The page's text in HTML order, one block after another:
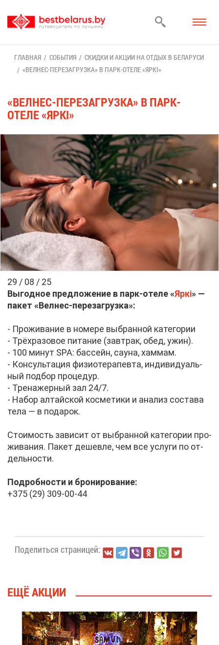
ГЛАВ­НАЯ СО­БЫ­ТИЯ
СКИД­КИ И АК­ЦИИ НА ОТ­ДЫХ В БЕ­ЛА­РУ­СИ
«ВЕЛ­НЕС-ПЕ­РЕ­ЗА­ГРУЗ­КА» В ПАРК-ОТЕ­ЛЕ «ЯРКІ»
«ВЕЛ­НЕС-ПЕ­РЕ­ЗА­ГРУЗ­КА» В ПАРК-
ОТЕ­ЛЕ «ЯРКІ»
29 / 08 / 25
Вы­год­ное пред­ло­же­ние в парк-оте­ле «Яркі» —
па­кет «Вел­нес-пе­ре­за­груз­ка»:
- Про­жи­ва­ние в но­ме­ре вы­бран­ной ка­те­го­рии
- Трёх­ра­зо­вое пи­та­ние (зав­трак, обед, ужин).
- 100 ми­нут SPA: бас­сейн, сау­на, хам­мам.
- Кон­суль­та­ция фи­зио­те­ра­пев­та, ин­ди­ви­ду­аль­
ный под­бор про­це­дур.
- Тре­на­жер­ный зал 24/7.
- На­бор ал­тай­ской кос­ме­ти­ки и ана­лиз со­ста­ва
те­ла — в по­да­рок.
Сто­и­мость за­ви­сит от вы­бран­ной ка­те­го­рии про­
жи­ва­ния. Па­кет де­шев­ле, чем все услу­ги по от­
дель­но­сти.
По­дроб­но­сти и бро­ни­ро­ва­ние:
+375 (29) 309-00-44
По­де­лить­ся стра­ни­цей:
ЕЩЁ АК­ЦИИ